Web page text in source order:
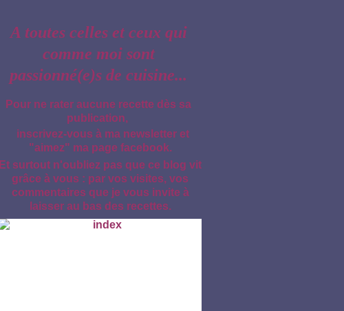
A toutes celles et ceux qui
comme moi sont
passionné(e)s de cuisine...
Pour ne rater aucune recette dès sa
publication,
inscrivez-vous à ma newsletter et
"aimez" ma page facebook.
Et surtout n'oubliez pas que ce blog vit
grâce à vous : par vos visites, vos
commentaires que je vous invite à
laisser au bas des recettes.